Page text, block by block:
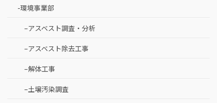
-環境事業部
–アスベスト調査・分析
–アスベスト除去工事
–解体工事
–土壌汚染調査